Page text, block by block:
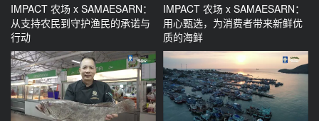
IMPACT 农场 x SAMAESARN：
从支持农民到守护渔民的承诺与
行动
IMPACT 农场 x SAMAESARN：
用心甄选，为消费者带来新鲜优
质的海鲜